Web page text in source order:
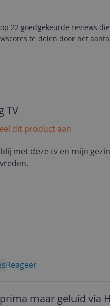
22 goedgekeurde reviews
te delen door het
TV
met deze tv en mijn
dit product aan
Reageer
maar geluid via